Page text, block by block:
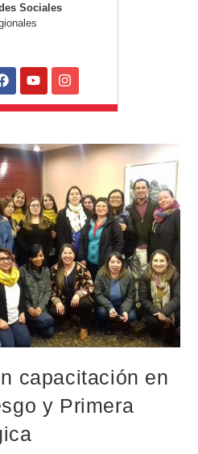
Sociales
capacitación en
y Primera